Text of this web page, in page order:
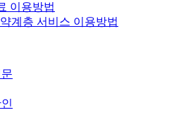
이용방법
계층 서비스 이용방법